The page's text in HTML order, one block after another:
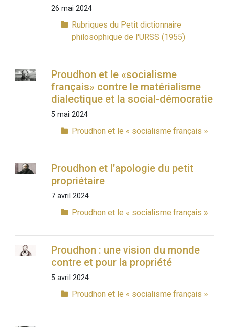
26 mai 2024
Rubriques du Petit dictionnaire
philosophique de l'URSS (1955)
Proudhon et le «socialisme
français» contre le matérialisme
dialectique et la social-démocratie
5 mai 2024
Proudhon et le « socialisme français »
Proudhon et l’apologie du petit
propriétaire
7 avril 2024
Proudhon et le « socialisme français »
Proudhon : une vision du monde
contre et pour la propriété
5 avril 2024
Proudhon et le « socialisme français »